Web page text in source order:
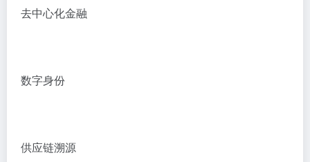
去中心化金融
数字身份
供应链溯源